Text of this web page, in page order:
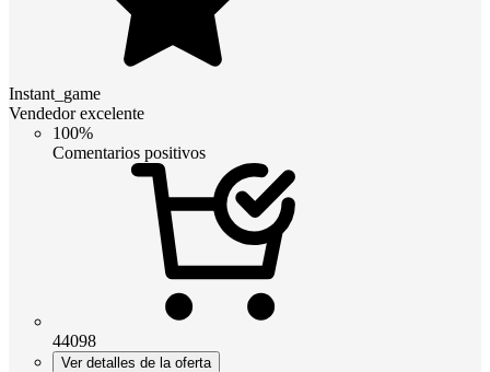
Instant_game
Vendedor excelente
100%
Comentarios positivos
44098
Ver detalles de la oferta